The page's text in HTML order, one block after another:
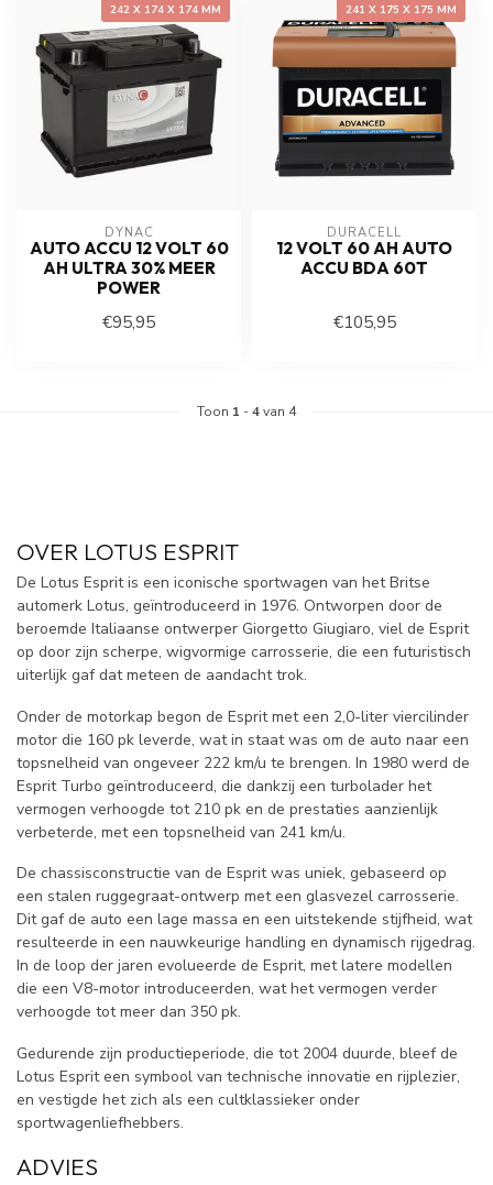
242 X 174 X 174 MM
DYNAC
AUTO ACCU 12 VOLT 60
AH ULTRA 30% MEER
POWER
€95,95
241 X 175 X 175 MM
DURACELL
12 VOLT 60 AH AUTO
ACCU BDA 60T
€105,95
Toon 1 -4van 4
OVER LOTUS ESPRIT
De Lotus Esprit is een iconische sportwagen van het Britse
automerk Lotus, geïntroduceerd in 1976. Ontworpen door de
beroemde Italiaanse ontwerper Giorgetto Giugiaro, viel de Esprit
op door zijn scherpe, wigvormige carrosserie, die een futuristisch
uiterlijk gaf dat meteen de aandacht trok.
Onder de motorkap begon de Esprit met een 2,0-liter viercilinder
motor die 160 pk leverde, wat in staat was om de auto naar een
topsnelheid van ongeveer 222 km/u te brengen. In 1980 werd de
Esprit Turbo geïntroduceerd, die dankzij een turbolader het
vermogen verhoogde tot 210 pk en de prestaties aanzienlijk
verbeterde, met een topsnelheid van 241 km/u.
De chassisconstructie van de Esprit was uniek, gebaseerd op
een stalen ruggegraat-ontwerp met een glasvezel carrosserie.
Dit gaf de auto een lage massa en een uitstekende stijfheid, wat
resulteerde in een nauwkeurige handling en dynamisch rijgedrag.
In de loop der jaren evolueerde de Esprit, met latere modellen
die een V8-motor introduceerden, wat het vermogen verder
verhoogde tot meer dan 350 pk.
Gedurende zijn productieperiode, die tot 2004 duurde, bleef de
Lotus Esprit een symbool van technische innovatie en rijplezier,
en vestigde het zich als een cultklassieker onder
sportwagenliefhebbers.
ADVIES